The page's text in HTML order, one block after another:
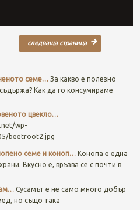
семе…За какво е полезно
Как да го консумираме
цвекло…
wp-
beetroot2.jpg
семе и коноп… Конопа е една
Вкусно е, връзва се с почти в
Сусамът е не само много добър
но също така